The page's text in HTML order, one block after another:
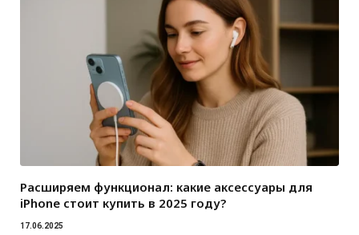
Расширяем функционал: какие аксессуары для
iPhone стоит купить в 2025 году?
17.06.2025